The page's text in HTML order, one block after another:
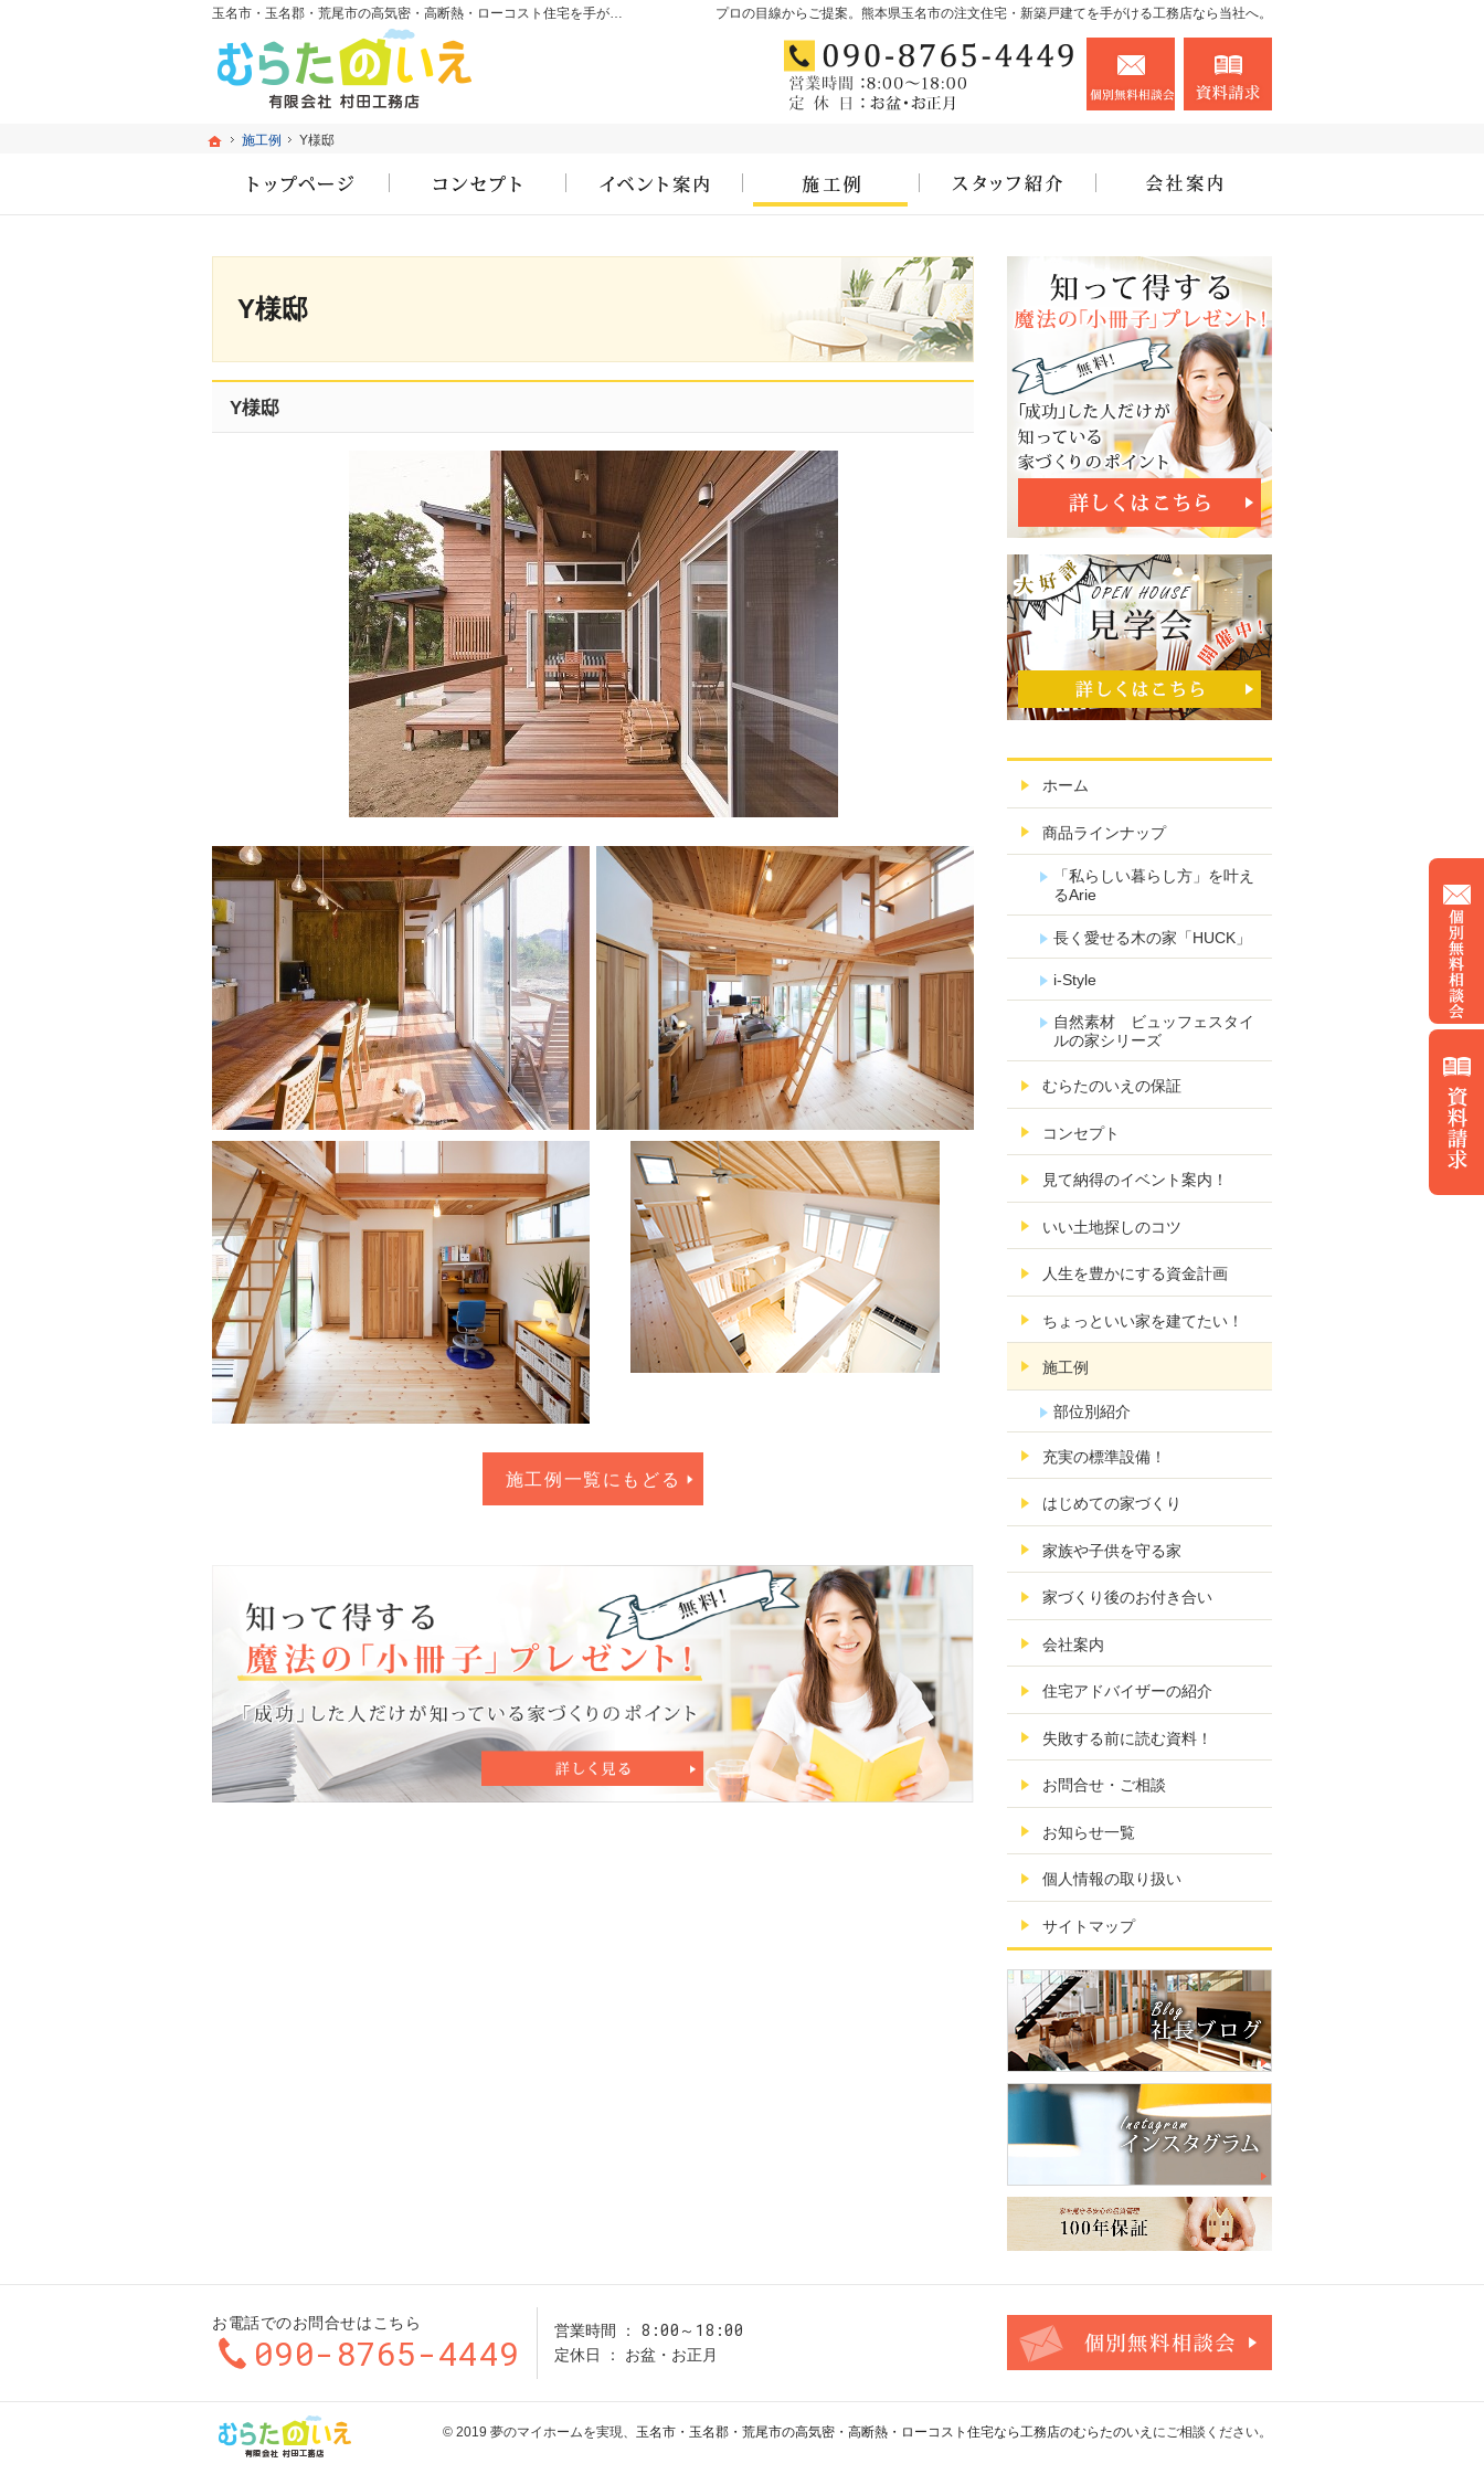
ホーム
施工例 Y様邸
Y様邸
プロの目線からご提案。熊本県玉名市の注文住宅・新築戸建てを手がける工務店なら当社へ。
玉名市・玉名郡・荒尾市の高気密・高断熱・ローコスト住宅を手がける工務店ならむらたのいえ
Y様邸
施工例一覧にもどる
ホーム
商品ラインナップ
「私らしい暮らし方」を叶え
るArie
長く愛せる木の家「HUCK」
i-Style
自然素材 ビュッフェスタイ
ルの家シリーズ
むらたのいえの保証
コンセプト
見て納得のイベント案内！
いい土地探しのコツ
人生を豊かにする資金計画
ちょっといい家を建てたい！
施工例
部位別紹介
充実の標準設備！
はじめての家づくり
家族や子供を守る家
家づくり後のお付き合い
会社案内
住宅アドバイザーの紹介
失敗する前に読む資料！
お問合せ・ご相談
お知らせ一覧
個人情報の取り扱い
サイトマップ
090-8765-4449
営業時間8:00～18:00 定休日：お盆・お正月
ホーム
施工例 Y様邸
お電話でのお問合せはこちら
090-8765-4449
営業時間 8:00～18:00
定休日 お盆・お正月
© 2019 夢のマイホームを実現、 玉名市・玉名郡・荒尾市の高気密・高断熱・ローコスト住宅なら工務店のむらたのいえ にご相談ください。